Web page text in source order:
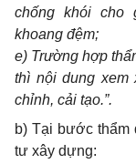
chống khói cho
khoang đệm;
e) Trường hợp
thì nội dung xem
chỉnh, cải tạo.”.
b) Tại bước thẩm
tư xây dựng: